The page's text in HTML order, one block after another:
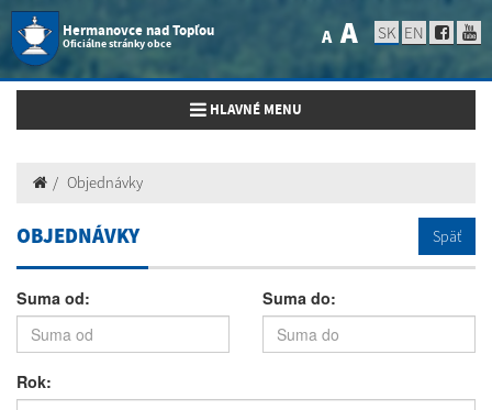
Hermanovce nad Topľou
Oficiálne stránky obce A A SK EN
Toggle navigation
HLAVNÉ MENU
Objednávky
OBJEDNÁVKY Späť
Suma od: Suma do:
Rok: